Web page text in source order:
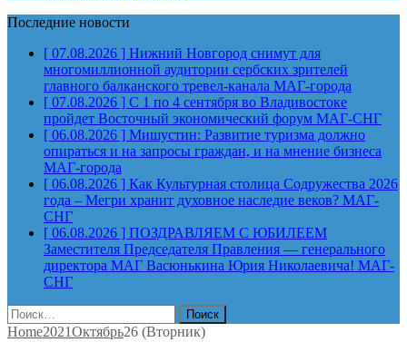
Последние новости
[ 07.08.2026 ] Нижний Новгород снимут для
многомиллионной аудитории сербских зрителей
главного балканского тревел-канала МАГ-города
[ 07.08.2026 ] С 1 по 4 сентября во Владивостоке
пройдет Восточный экономический форум МАГ-СНГ
[ 06.08.2026 ] Мишустин: Развитие туризма должно
опираться и на запросы граждан, и на мнение бизнеса
МАГ-города
[ 06.08.2026 ] Как Культурная столица Содружества 2026
года – Мегри хранит духовное наследие веков? МАГ-
СНГ
[ 06.08.2026 ] ПОЗДРАВЛЯЕМ С ЮБИЛЕЕМ
Заместителя Председателя Правления — генерального
директора МАГ Васюнькина Юрия Николаевича! МАГ-
СНГ
Найти:
Home2021Октябрь26 (Вторник)